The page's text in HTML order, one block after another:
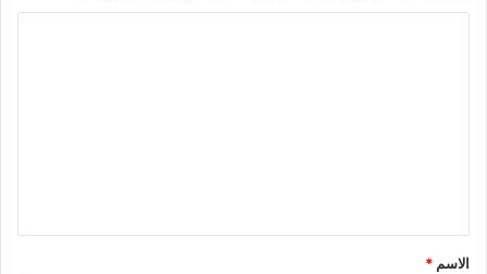
*
الاسم *